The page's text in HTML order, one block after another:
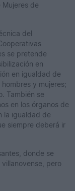
de
del
se pretende
en
en igualdad de
y mujeres;
También se
en los órganos de
la igualdad de
siempre deberá ir
donde se
pero